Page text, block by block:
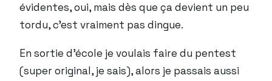
évidentes, oui, mais dès que ça devient un peu
tordu, c’est vraiment pas dingue.
En sortie d’école je voulais faire du pentest
(super original, je sais), alors je passais aussi